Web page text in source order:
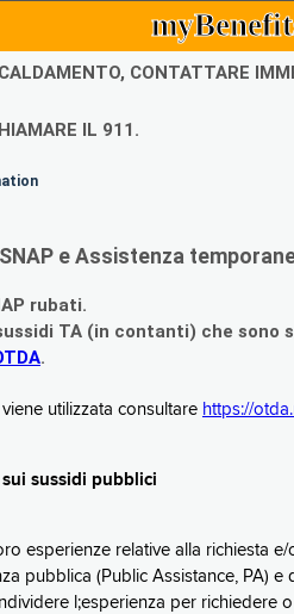
CONTATTARE
IL 911.
e Assistenza
rubati.
TA (in contanti) che sono
.
utilizzata consultare https://
sussidi pubblici
esperienze relative alla richiesta
pubblica (Public Assistance, PA)
l;esperienza per